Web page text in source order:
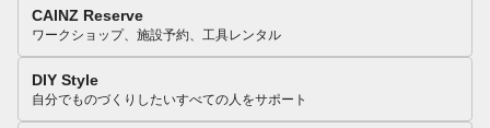
CAINZ Reserve
ワークショップ、施設予約、工具レンタル
DIY Style
自分でものづくりしたいすべての人をサポート